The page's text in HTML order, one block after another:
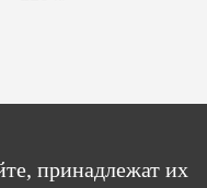
принадлежат их